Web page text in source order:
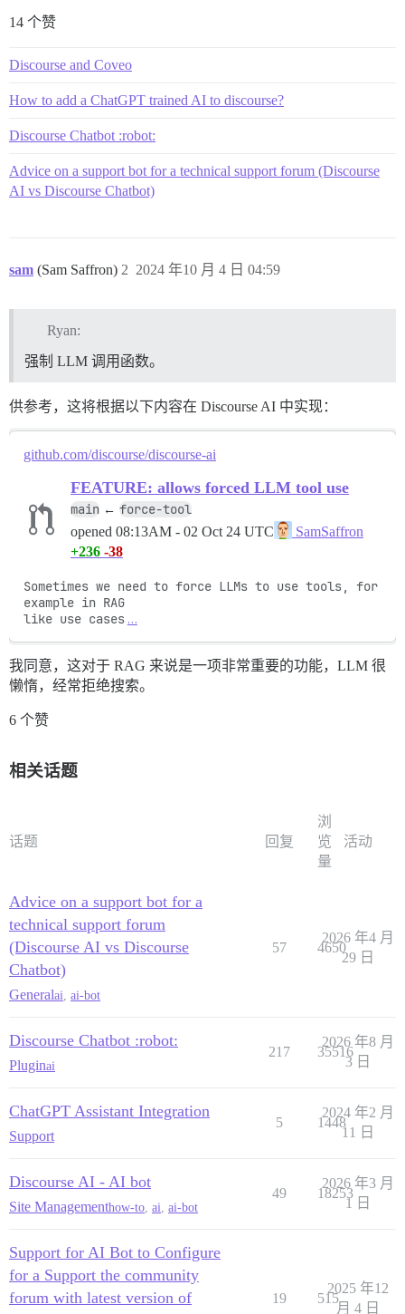
14 个赞
Discourse and Coveo
How to add a ChatGPT trained AI to discourse?
Discourse Chatbot :robot:
Advice on a support bot for a technical support forum (Discourse
AI vs Discourse Chatbot)
sam (Sam Saffron) 2024 年10 月 4 日 04:59
2
Ryan:
强制 LLM 调用函数。
供参考，这将根据以下内容在 Discourse AI 中实现：
github.com/discourse/discourse-ai
FEATURE: allows forced LLM tool use
main ← force-tool
opened 08:13AM - 02 Oct 24 UTC
SamSaffron
+236 -38
Sometimes we need to force LLMs to use tools, for
example in RAG
like use cases …
我同意，这对于 RAG 来说是一项非常重要的功能，LLM 很
懒惰，经常拒绝搜索。
6 个赞
相关话题
话题 回复
浏
览
量
活动
Advice on a support bot for a
technical support forum
(Discourse AI vs Discourse
Chatbot)
Generalai ai-bot
57 4650
2026 年4 月
29 日
Discourse Chatbot :robot:
Pluginai
217 35516
2026 年8 月
3 日
ChatGPT Assistant Integration
Support
5 1448
2024 年2 月
11 日
Discourse AI - AI bot
Site Managementhow-to ai ai-bot
49 18253
2026 年3 月
1 日
Support for AI Bot to Configure
for a Support the community
forum with latest version of
19 515
2025 年12
月 4 日